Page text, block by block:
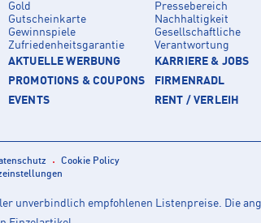
Gold
Gutscheinkarte
Gewinnspiele
Zufriedenheitsgarantie
AKTUELLE WERBUNG
PROMOTIONS & COUPONS
EVENTS
Pressebereich
Nachhaltigkeit
Gesellschaftliche
Verantwortung
KARRIERE & JOBS
FIRMENRADL
RENT / VERLEIH
Cookie Policy
unverbindlich empfohlenen Listenpreise. Die